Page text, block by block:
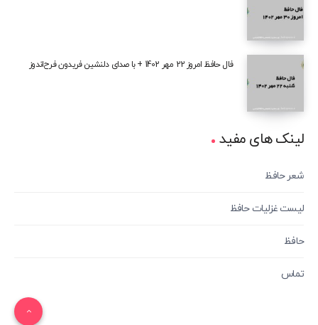
فال حافظ امروز 22 مهر 1402 + با صدای دلنشین فریدون فرح‌اندوز
لینک های مفید
شعر حافظ
لیست غزلیات حافظ
حافظ
تماس